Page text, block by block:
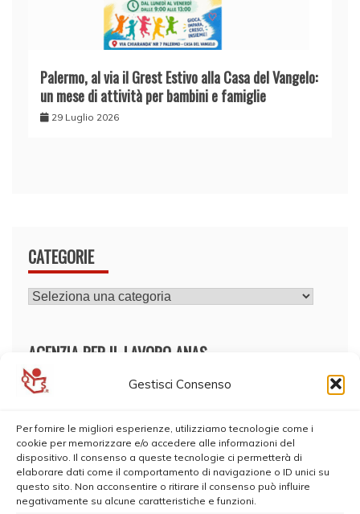
Gestisci Consenso
Per fornire le migliori esperienze, utilizziamo tecnologie come i
cookie per memorizzare e/o accedere alle informazioni del
dispositivo. Il consenso a queste tecnologie ci permetterà di
elaborare dati come il comportamento di navigazione o ID unici su
questo sito. Non acconsentire o ritirare il consenso può influire
negativamente su alcune caratteristiche e funzioni.
Palermo, al via il Grest Estivo alla Casa del Vangelo:
un mese di attività per bambini e famiglie
29 Luglio 2026
CATEGORIE
CATEGORIE
AGENZIA PER IL LAVORO ANAS